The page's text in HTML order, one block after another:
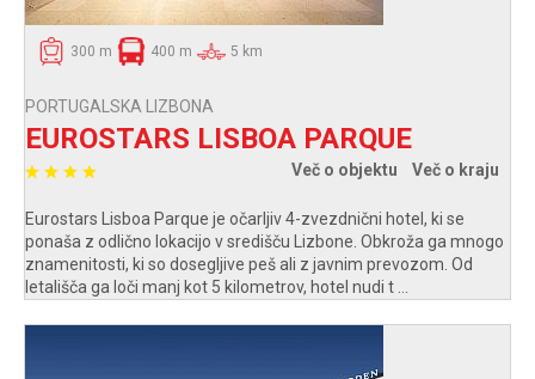
300 m 400 m 5 km
PORTUGALSKA LIZBONA
EUROSTARS LISBOA PARQUE
Več o objektu Več o kraju
Eurostars Lisboa Parque je očarljiv 4-zvezdnični hotel, ki se
ponaša z odlično lokacijo v središču Lizbone. Obkroža ga mnogo
znamenitosti, ki so dosegljive peš ali z javnim prevozom. Od
letališča ga loči manj kot 5 kilometrov, hotel nudi t ...